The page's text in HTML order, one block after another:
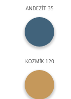
ANDEZİT 35
KOZMİK 120